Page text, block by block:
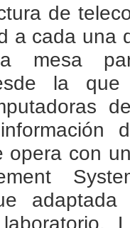
de
a cada una
mesa
la
opera con
adaptada